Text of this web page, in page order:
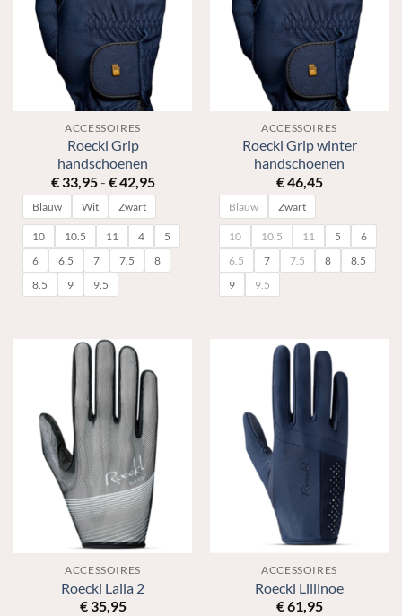
ACCESSOIRES
Roeckl Grip
handschoenen
€33,95- €42,95Prijsklasse:
€ 33,95
€ 42,95
Blauw Wit Zwart
10 10.5 11 4
5
6
6.5 7 7.5
8
8.5
9 9.5
ACCESSOIRES
Roeckl Grip winter
handschoenen
€46,45
Blauw Zwart
10 10.5 11 5
6
6.5
7 7.5 8
8.5
9
9.5
ACCESSOIRES
Roeckl Laila 2
€35,95
ACCESSOIRES
Roeckl Lillinoe
€61,95